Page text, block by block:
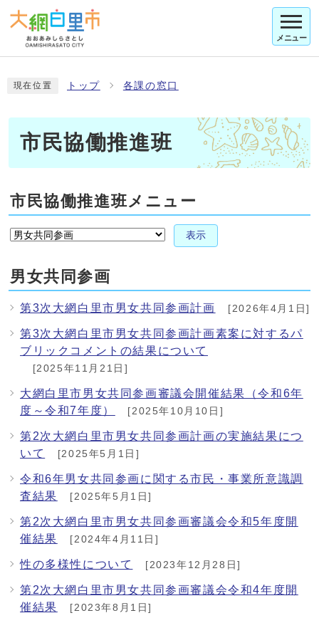
メニュー
現在位置 トップ 各課の窓口
市民協働推進班
市民協働推進班メニュー
表示
男女共同参画
第3次大網白里市男女共同参画計画 [2026年4月1日]
第3次大網白里市男女共同参画計画素案に対するパ
ブリックコメントの結果について
[2025年11月21日]
大網白里市男女共同参画審議会開催結果（令和6年
度～令和7年度）
[2025年10月10日]
第2次大網白里市男女共同参画計画の実施結果につ
いて
[2025年5月1日]
令和6年男女共同参画に関する市民・事業所意識調
査結果
[2025年5月1日]
第2次大網白里市男女共同参画審議会令和5年度開
催結果
[2024年4月11日]
性の多様性について [2023年12月28日]
第2次大網白里市男女共同参画審議会令和4年度開
催結果
[2023年8月1日]